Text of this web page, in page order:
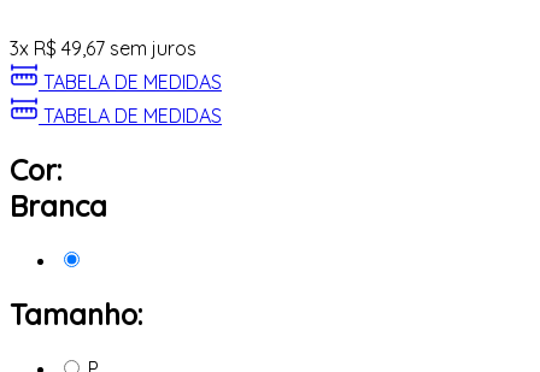
3x R$ 49,67 sem juros
TABELA DE MEDIDAS
TABELA DE MEDIDAS
Cor:
Branca
Tamanho: